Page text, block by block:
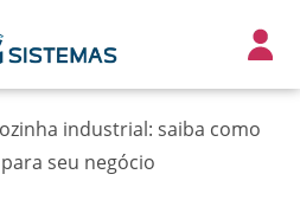
industrial: saiba como
seu negócio